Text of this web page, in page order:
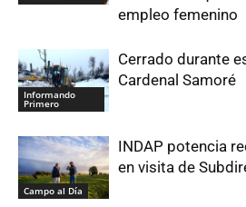
empleo femenino
Informando
Primero
Cerrado durante
Cardenal Samoré
Campo al Día
INDAP potencia
en visita de